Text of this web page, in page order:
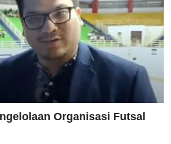
Organisasi Futsal